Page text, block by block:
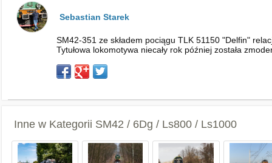
Sebastian Starek
SM42-351 ze składem pociągu TLK 51150 "Delfin"
Tytułowa lokomotywa niecały rok później została
Inne w Kategorii SM42 / 6Dg / Ls800 / Ls1000